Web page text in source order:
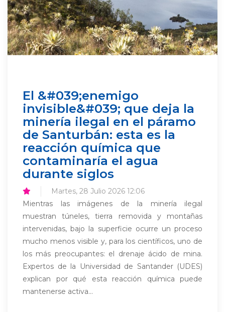
El &#039;enemigo
invisible&#039; que deja la
minería ilegal en el páramo
de Santurbán: esta es la
reacción química que
contaminaría el agua
durante siglos
Martes, 28 Julio 2026 12:06
Mientras las imágenes de la minería ilegal
muestran túneles, tierra removida y montañas
intervenidas, bajo la superficie ocurre un proceso
mucho menos visible y, para los científicos, uno de
los más preocupantes: el drenaje ácido de mina.
Expertos de la Universidad de Santander (UDES)
explican por qué esta reacción química puede
mantenerse activa...